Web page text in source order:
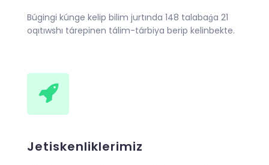
Búgingi kúnge kelip bilim jurtında 148 talabaǵa 21
oqıtıwshı tárepinen tálim-tárbiya berip kelinbekte.
Jetiskenliklerimiz